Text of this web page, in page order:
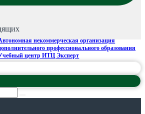
некоммерческая организация
профессионального образования
центр ИТЦ Эксперт